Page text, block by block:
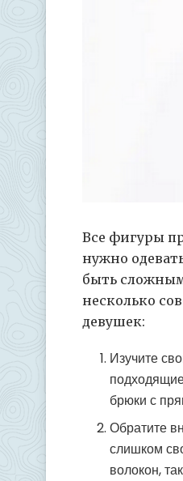
Все фигуры
нужно
быть
несколько
девушек:
Изучите
брюки с
Обратите
слишком
волокон,